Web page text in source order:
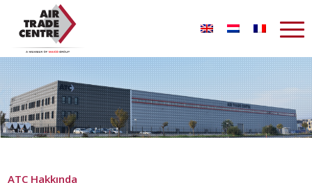
ATC Hakkında